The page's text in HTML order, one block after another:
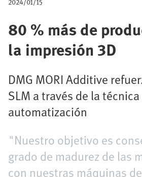
ó
n80 % más de
la impresión 3D
DMG MORI Additive
SLM a través de la
automatización
"Nuestro objetivo es
grado de madurez de las
con nuestras máquinas